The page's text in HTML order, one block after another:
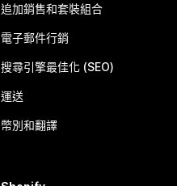
追加銷售和套裝組合
電子郵件行銷
搜尋引擎最佳化 (SEO)
運送
幣別和翻譯